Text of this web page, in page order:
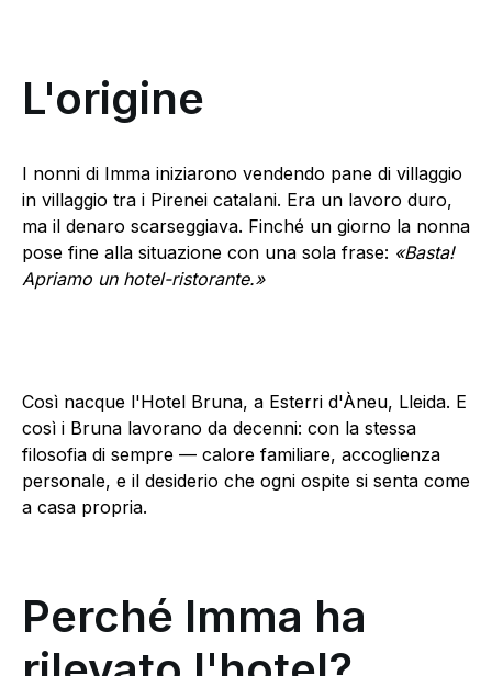
L'origine
I nonni di Imma iniziarono vendendo pane di villaggio
in villaggio tra i Pirenei catalani. Era un lavoro duro,
ma il denaro scarseggiava. Finché un giorno la nonna
pose fine alla situazione con una sola frase: «Basta!
Apriamo un hotel-ristorante.»
Così nacque l'Hotel Bruna, a Esterri d'Àneu, Lleida. E
così i Bruna lavorano da decenni: con la stessa
filosofia di sempre — calore familiare, accoglienza
personale, e il desiderio che ogni ospite si senta come
a casa propria.
Perché Imma ha